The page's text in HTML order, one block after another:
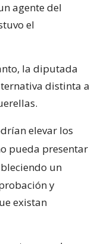
agente del
el
la diputada
distinta a
elevar los
pueda presentar
un
y
existan